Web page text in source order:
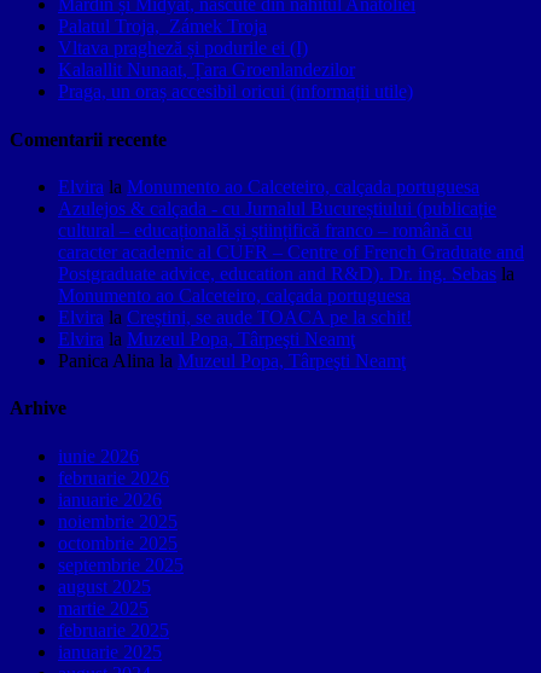
Mardin și Midyat, născute din nahitul Anatoliei
Palatul Troja, Zámek Troja
Vltava pragheză și podurile ei (I)
Kalaallit Nunaat, Țara Groenlandezilor
Praga, un oraș accesibil oricui (informații utile)
Comentarii recente
Elvira la Monumento ao Calceteiro, calçada portuguesa
Azulejos & calçada - cu Jurnalul Bucureștiului (publicație
cultural – educațională și științifică franco – română cu
caracter academic al CUFR – Centre of French Graduate and
Postgraduate advice, education and R&D). Dr. ing. Sebas la
Monumento ao Calceteiro, calçada portuguesa
Elvira la Creştini, se aude TOACA pe la schit!
Elvira la Muzeul Popa, Târpeşti Neamţ
Panica Alina la Muzeul Popa, Târpeşti Neamţ
Arhive
iunie 2026
februarie 2026
ianuarie 2026
noiembrie 2025
octombrie 2025
septembrie 2025
august 2025
martie 2025
februarie 2025
ianuarie 2025